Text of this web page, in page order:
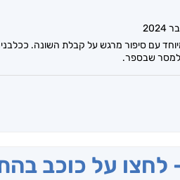
עם סיפור מרגש על קבלת השונה. ככלבנים
למסר שבספר.
לחצו על כוכב